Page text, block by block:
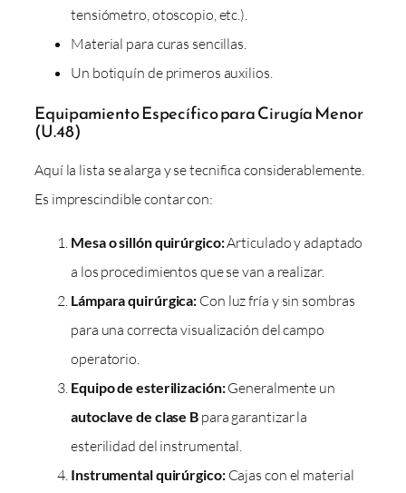
tensiómetro, otoscopio, etc.).
Material para curas sencillas.
Un botiquín de primeros auxilios.
Equipamiento Específico para Cirugía Menor
(U.48)
Aquí la lista se alarga y se tecnifica considerablemente.
Es imprescindible contar con:
Mesa o sillón quirúrgico:Articulado y adaptado
a los procedimientos que se van a realizar.
Lámpara quirúrgica: Con luz fría y sin sombras
para una correcta visualización del campo
operatorio.
Equipo de esterilización:Generalmente un
autoclave de clase B para garantizar la
esterilidad del instrumental.
Instrumental quirúrgico:Cajas con el material